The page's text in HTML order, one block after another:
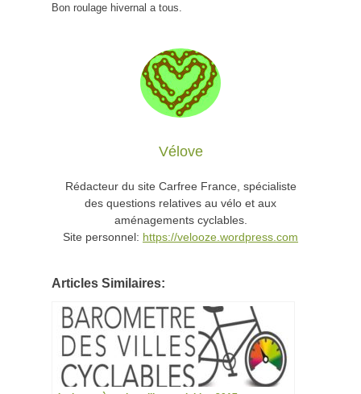
Bon roulage hivernal a tous.
Vélove
Rédacteur du site Carfree France, spécialiste
des questions relatives au vélo et aux
aménagements cyclables.
Site personnel: https://velooze.wordpress.com
Articles Similaires: